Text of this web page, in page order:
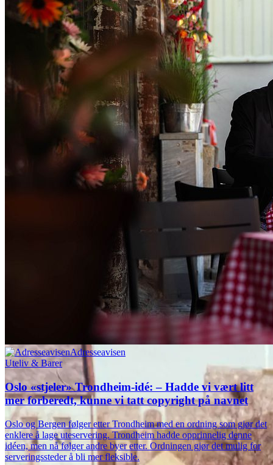
Adresseavisen
Uteliv & Barer
Oslo «stjeler» Trondheim-idé: – Hadde vi vært litt
mer forberedt, kunne vi tatt copyright på navnet
Oslo og Bergen følger etter Trondheim med en ordning som gjør det
enklere å lage uteservering. Trondheim hadde opprinnelig denne
idéen, men nå følger andre byer etter. Ordningen gjør det mulig for
serveringssteder å bli mer fleksible.